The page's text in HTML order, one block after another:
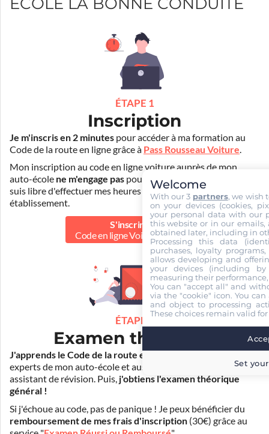
ÉTAPE 1
Inscription
Je m'inscris en 2 minutes pour accéder à ma formation au
Code de la route en ligne grâce à Pass Rousseau Voiture.
Mon inscription au code en ligne voiture auprès de mon
auto-école ne m'engage pas pour la suite de ma formation. Je
suis libre d'effectuer mes heures de conduite dans un autre
établissement.
S'inscrire au
Code en ligne Voiture 39.90 €
ÉTAPE 2
Examen théorique
J'apprends le Code de la route en ligne
experts de mon auto-école et aussi par Mister Codes, mon
assistant de révision. Puis, j'obtiens l'examen théorique
général !
Si j'échoue au code, pas de panique ! Je peux bénéficier du
remboursement de mes frais d'inscription (30€) grâce au
Welcome
With our 3 partners, we wish
on your devices (cookies,
your personal data with our
this website or in our emails,
obtained later, including in
Processing this data
purchases, loyalty
allows developing and
your devices (including
measuring their
You can "accept all" and
via the "cookie" icon. You
and object to processing
These choices remain valid
Set